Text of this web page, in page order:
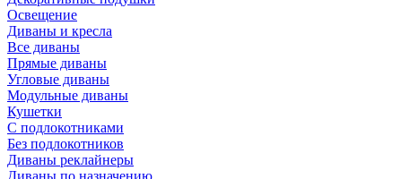
Освещение
Диваны и кресла
Все диваны
Прямые диваны
Угловые диваны
Модульные диваны
Кушетки
С подлокотниками
Без подлокотников
Диваны реклайнеры
Диваны по назначению